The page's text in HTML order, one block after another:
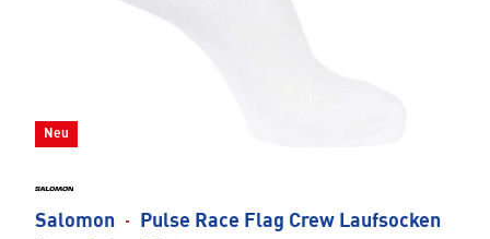
Neu
Salomon · Pulse Race Flag Crew Laufsocken